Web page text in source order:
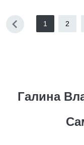
1 2
Галина